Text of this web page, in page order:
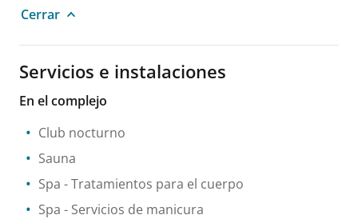
Cerrar
Servicios e instalaciones
En el complejo
Club nocturno
Sauna
Spa - Tratamientos para el cuerpo
Spa - Servicios de manicura